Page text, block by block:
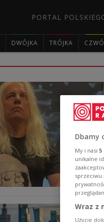
PORTAL
DWÓJKA TRÓJKA
Dbamy
My i nasi 5
unikalne
Wraz z
Użycie